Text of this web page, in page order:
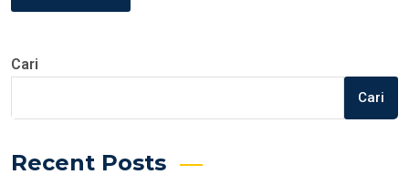
Cari
Cari
Recent Posts